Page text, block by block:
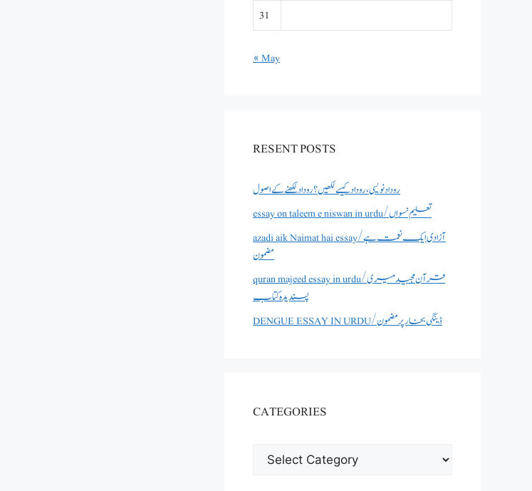
31
« May
RESENT POSTS
روداد نویسی ،روداد کیسے لکھیں؟ روداد لکھنے کے اصول
essay on taleem e niswan in urdu/تعلیم نسواں
azadi aik Naimat hai essay/آزادی ایک نعمت ہے
مضمون
quran majeed essay in urdu/قرآن مجید میری
پسندیدہ کتاب
DENGUE ESSAY IN URDU/ڈینگی بخار پر مضمون
CATEGORIES
CATEGORIES